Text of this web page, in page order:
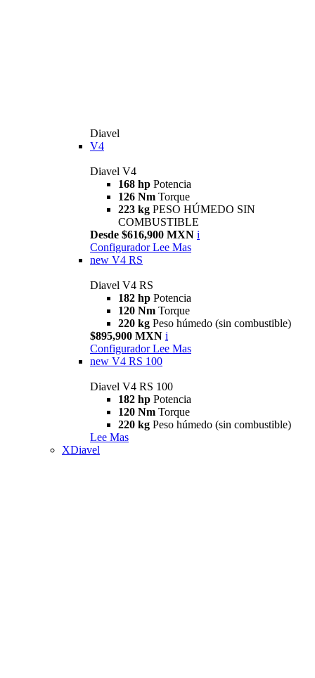
Diavel
V4
Diavel V4
168 hp Potencia
126 Nm Torque
223 kg PESO HÚMEDO SIN
COMBUSTIBLE
Desde $616,900 MXN i
Configurador Lee Mas
new V4 RS
Diavel V4 RS
182 hp Potencia
120 Nm Torque
220 kg Peso húmedo (sin combustible)
$895,900 MXN i
Configurador Lee Mas
new V4 RS 100
Diavel V4 RS 100
182 hp Potencia
120 Nm Torque
220 kg Peso húmedo (sin combustible)
Lee Mas
XDiavel